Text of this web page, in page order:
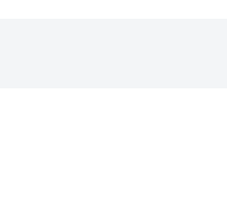
TC375CVK